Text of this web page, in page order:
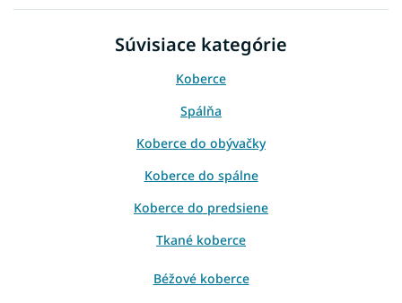
Súvisiace kategórie
Koberce
Spálňa
Koberce do obývačky
Koberce do spálne
Koberce do predsiene
Tkané koberce
Béžové koberce